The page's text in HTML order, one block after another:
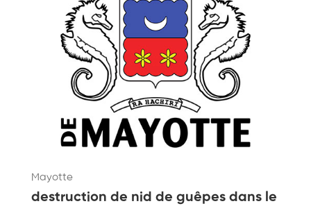
Mayotte
destruction de nid de guêpes dans le